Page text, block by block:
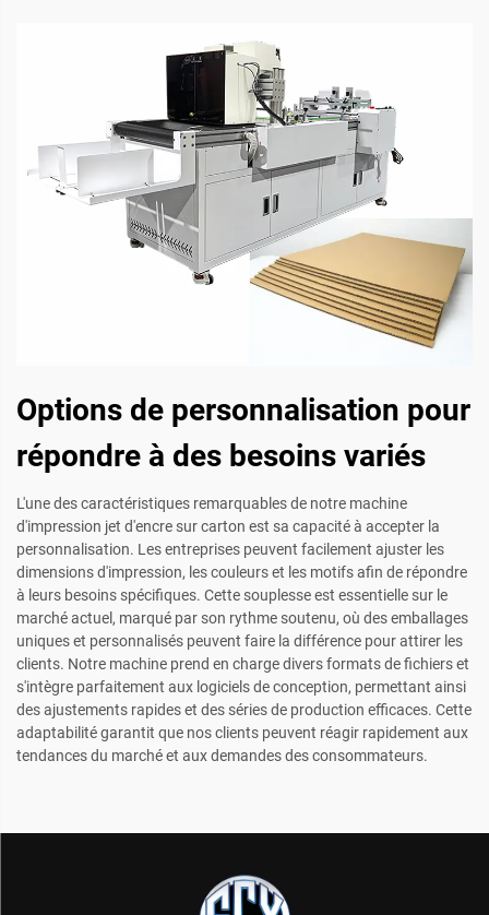
Options de personnalisation pour
répondre à des besoins variés
L'une des caractéristiques remarquables de notre machine
d'impression jet d'encre sur carton est sa capacité à accepter la
personnalisation. Les entreprises peuvent facilement ajuster les
dimensions d'impression, les couleurs et les motifs afin de répondre
à leurs besoins spécifiques. Cette souplesse est essentielle sur le
marché actuel, marqué par son rythme soutenu, où des emballages
uniques et personnalisés peuvent faire la différence pour attirer les
clients. Notre machine prend en charge divers formats de fichiers et
s'intègre parfaitement aux logiciels de conception, permettant ainsi
des ajustements rapides et des séries de production efficaces. Cette
adaptabilité garantit que nos clients peuvent réagir rapidement aux
tendances du marché et aux demandes des consommateurs.